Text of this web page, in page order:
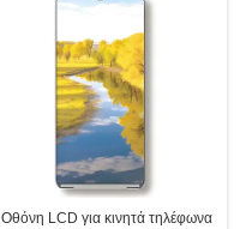
Οθόνη LCD για κινητά τηλέφωνα